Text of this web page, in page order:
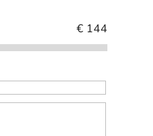
€ 144